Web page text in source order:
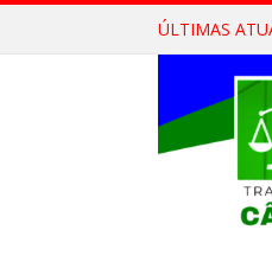
ÚLTIMAS